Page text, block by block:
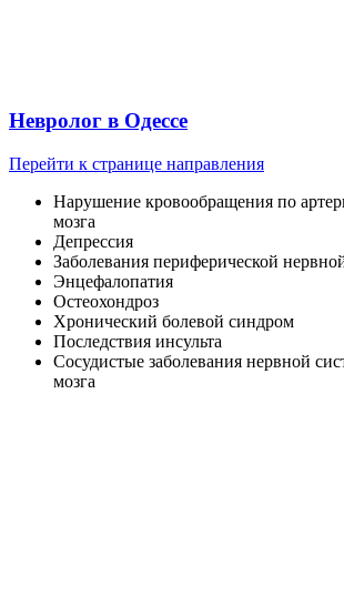
Невролог в Одессе
Перейти к странице направления
Нарушение кровообращения по
мозга
Депрессия
Заболевания периферической
Энцефалопатия
Остеохондроз
Хронический болевой синдром
Последствия инсульта
Сосудистые заболевания нервной
мозга